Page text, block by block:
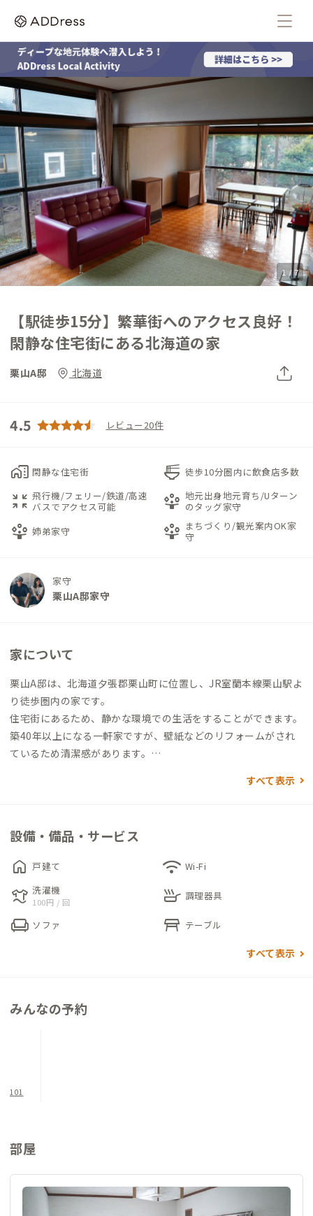
1 / 7
【駅徒歩15分】繁華街へのアクセス良好！
閑静な住宅街にある北海道の家
栗山A邸 北海道
4.5 レビュー20件
home_work 閑静な住宅街 ramen_dining 徒歩10分圏内に飲食店多数
zoom_in_map 飛行機/フェリー/鉄道/高速
バスでアクセス可能
person_play 地元出身地元育ち/Uターン
のタッグ家守
person_play 姉弟家守 person_play まちづくり/観光案内OK家
守
家守
栗山A邸家守
家について
栗山A邸は、北海道夕張郡栗山町に位置し、JR室蘭本線栗山駅よ
り徒歩圏内の家です。
住宅街にあるため、静かな環境での生活をすることができます。
築40年以上になる一軒家ですが、壁紙などのリフォームがされ
ているため清潔感があります。
個室は、中2階にあり独立した部屋なので生活音が気になりづら
るため、仕事の気分転換にオススメです。そんな庭では、バーベ
キューをすることも可能です。
家守が農家なので、新鮮な野菜やお米をお手頃な価格で購入する
ことができます。また、季節によっては収穫体験もできるので、
是非家守までご相談ください。
すべて表示
設備・備品・サービス
home 戸建て wifi Wi-Fi
laundry 洗濯機
100円 / 回 skillet 調理器具
chair ソファ table_restaurant テーブル
すべて表示
みんなの予約
101
部屋